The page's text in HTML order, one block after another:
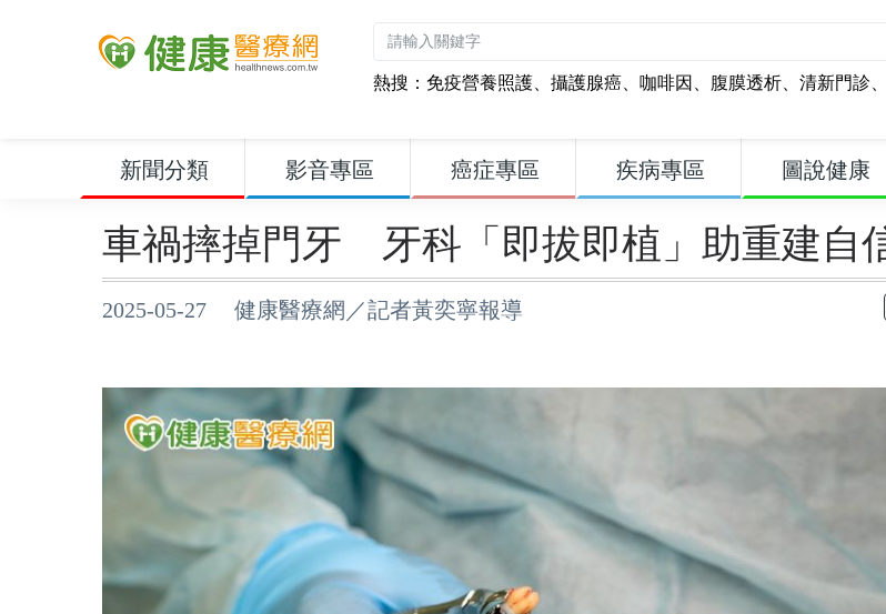
熱搜： 免疫營養照護、 攝護腺癌、 咖啡因、 腹膜透析、 清新門診、
新聞分類 影音專區 癌症專區 疾病專區 圖說健康
車禍摔掉門牙 牙科「即拔即植」助重建自
2025-05-27 健康醫療網／記者黃奕寧報導